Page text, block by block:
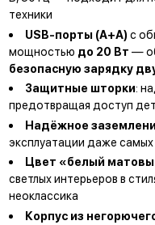
техники
USB-порты (А+А)с
мощностью до 20 Вт —
безопасную зарядку
Защитные шторки:
предотвращая доступ
Надёжное
эксплуатации даже
Цвет «белый
светлых интерьеров в
неоклассика
Корпус из